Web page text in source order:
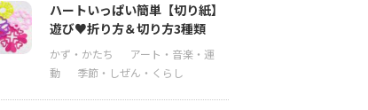
ハートいっぱい簡単【切り紙】
遊び♥折り方＆切り方3種類